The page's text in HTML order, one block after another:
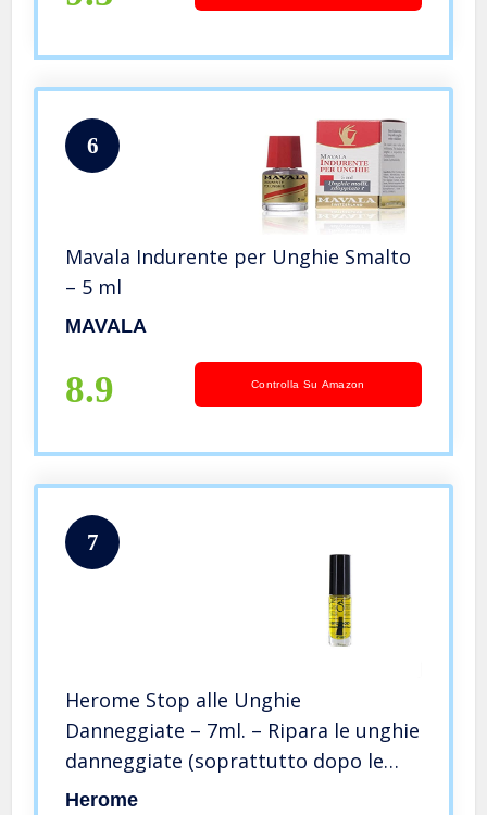
6
Mavala Indurente per Unghie Smalto
– 5 ml
MAVALA
8.9 Controlla Su Amazon
7
Herome Stop alle Unghie
Danneggiate – 7ml. – Ripara le unghie
danneggiate (soprattutto dopo le
unghie artificiali, le unghie
Herome